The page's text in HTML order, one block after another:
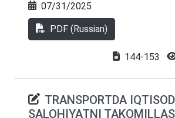
quyidagilarga imkon berdi: eksport
hozirgi holatini diagnostika
raqobatbardosh ustunliklari
strategik tashabbuslarning yo‘l
tizimini ishlab chiqish.
olgan holda tavsiyalarning amaliy
07/31/2025
PDF (Russian)
144-153
TRANSPORTDA
SALOHIYATNI